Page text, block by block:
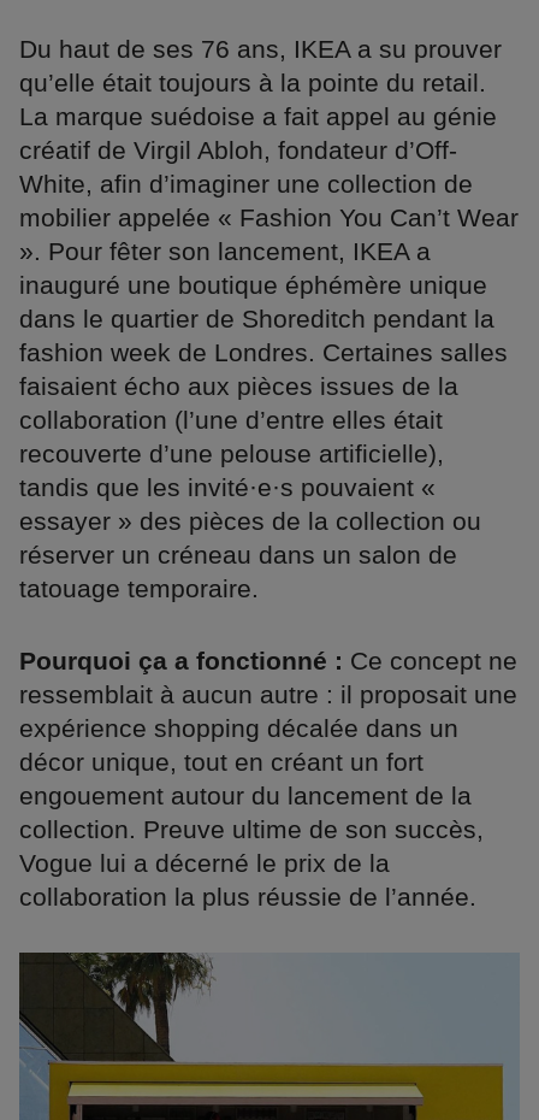
Du haut de ses 76 ans, IKEA a su prouver
qu’elle était toujours à la pointe du retail.
La marque suédoise a fait appel au génie
créatif de Virgil Abloh, fondateur d’Off-
White, afin d’imaginer une collection de
mobilier appelée « Fashion You Can’t Wear
». Pour fêter son lancement, IKEA a
inauguré une boutique éphémère unique
dans le quartier de Shoreditch pendant la
fashion week de Londres. Certaines salles
faisaient écho aux pièces issues de la
collaboration (l’une d’entre elles était
recouverte d’une pelouse artificielle),
tandis que les invité·e·s pouvaient «
essayer » des pièces de la collection ou
réserver un créneau dans un salon de
tatouage temporaire.
Pourquoi ça a fonctionné : Ce concept ne
ressemblait à aucun autre : il proposait une
expérience shopping décalée dans un
décor unique, tout en créant un fort
engouement autour du lancement de la
collection. Preuve ultime de son succès,
Vogue lui a décerné le prix de la
collaboration la plus réussie de l’année.